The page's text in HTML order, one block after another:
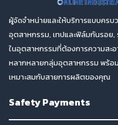
ผู้จัดจำหน่ายและให้บริการแบบคร
อุตสาหกรรม, เทปและฟิล์มกันรอย
ในอุตสาหกรรมที่ต้องการความสะ
หลากหลายกลุ่มอุตสาหกรรม พร้อ
เหมาะสมกับสายการผลิตของคุณ
Safety Payments